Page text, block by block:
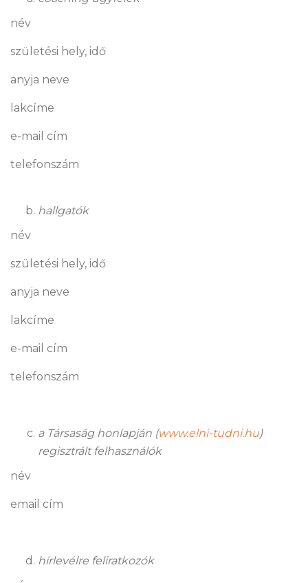
név
születési hely, idő
anyja neve
lakcíme
e-mail cím
telefonszám
hallgatók
név
születési hely, idő
anyja neve
lakcíme
e-mail cím
telefonszám
a Társaság honlapján (www.elni-tudni.hu)
regisztrált felhasználók
név
email cím
hírlevélre feliratkozók